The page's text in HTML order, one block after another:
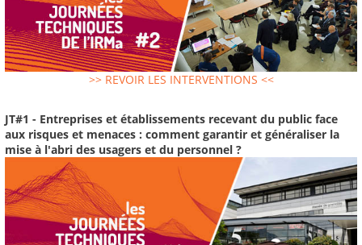
>> REVOIR LES INTERVENTIONS <<
JT#1 - Entreprises et établissements recevant du public face
aux risques et menaces : comment garantir et généraliser la
mise à l'abri des usagers et du personnel ?